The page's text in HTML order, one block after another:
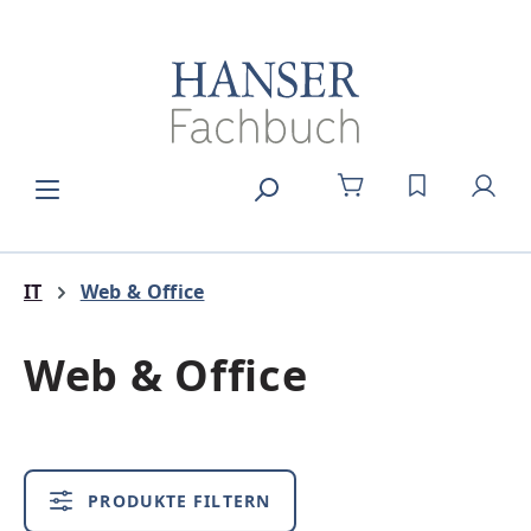
DU HAST 0
IT Web & Office
Web & Office
PRODUKTE FILTERN